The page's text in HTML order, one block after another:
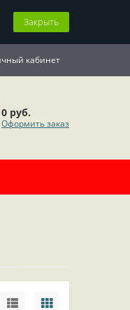
Закрыть
кабинет
0 руб.
Оформить заказ